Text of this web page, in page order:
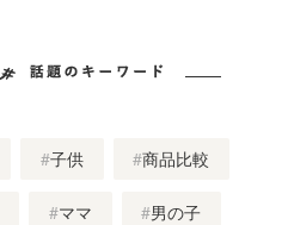
子供 商品比較
ママ 男の子